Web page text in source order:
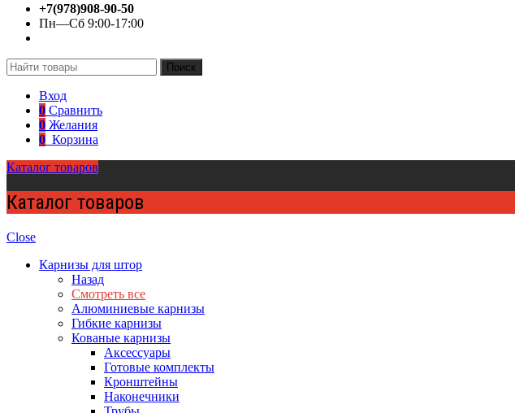
+7(978)908-90-50
Пн—Сб 9:00-17:00
Поиск
Вход
0 Сравнить
0 Желания
0 Корзина
Каталог товаров
Каталог товаров
Close
Карнизы для штор
Назад
Смотреть все
Алюминиевые карнизы
Гибкие карнизы
Кованые карнизы
Аксессуары
Готовые комплекты
Кронштейны
Наконечники